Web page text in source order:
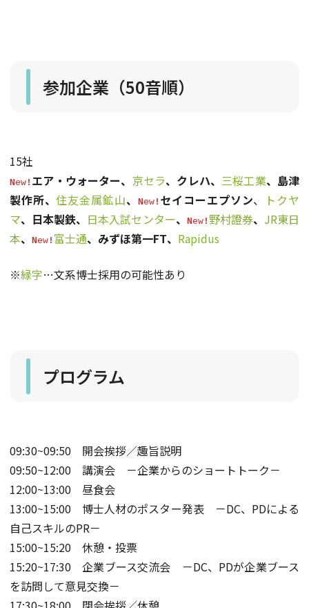
参加企業（50音順）
15社
New ! エア・ウォーター、 京セラ、クレハ、 三桜工業、島津
製作所、住友金属鉱山、 New! セイコーエプソン、
トクヤ
マ、日本製鉄、 日本入試センター、 New! 野村證券、 JR東日
本、 New ! 富士通、みずほ第一FT、 Rapidus
※緑字…文系博士採用の可能性あり
プログラム
09:30~09:50 開会挨拶／趣旨説明
09:50~12:00 講演会 －企業からのショートトーク－
12:00~13:00 昼食会
13:00~15:00 博士人材のポスター発表 －DC、PDによる
自己スキルのPR－
15:00~15:20 休憩・投票
15:20~17:30 企業ブース交流会 －DC、PDが企業ブース
を訪問して意見交換－